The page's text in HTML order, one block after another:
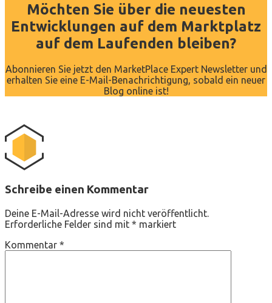
Möchten Sie über die neuesten
Entwicklungen auf dem Marktplatz
auf dem Laufenden bleiben?
Abonnieren Sie jetzt den MarketPlace Expert Newsletter und
erhalten Sie eine E-Mail-Benachrichtigung, sobald ein neuer
Blog online ist!
Schreibe einen Kommentar
Deine E-Mail-Adresse wird nicht veröffentlicht.
Erforderliche Felder sind mit * markiert
Kommentar *